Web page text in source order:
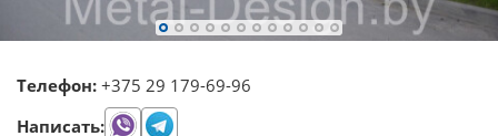
Телефон: +375 29 179-69-96
Написать: